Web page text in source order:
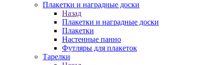
Плакетки и наградные доски
Назад
Плакетки и наградные доски
Плакетки
Настенные панно
Футляры для плакеток
Тарелки